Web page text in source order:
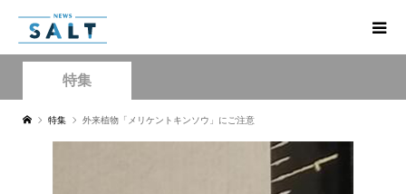
特集
特集 外来植物「メリケントキンソウ」にご注意